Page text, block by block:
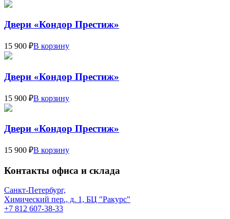
Двери «Кондор Престиж»
15 900 ₽В корзину
Двери «Кондор Престиж»
15 900 ₽В корзину
Двери «Кондор Престиж»
15 900 ₽В корзину
Контакты офиса и склада
Санкт-Петербург,
Химический пер., д. 1, БЦ "Ракурс"
+7 812 607-38-33